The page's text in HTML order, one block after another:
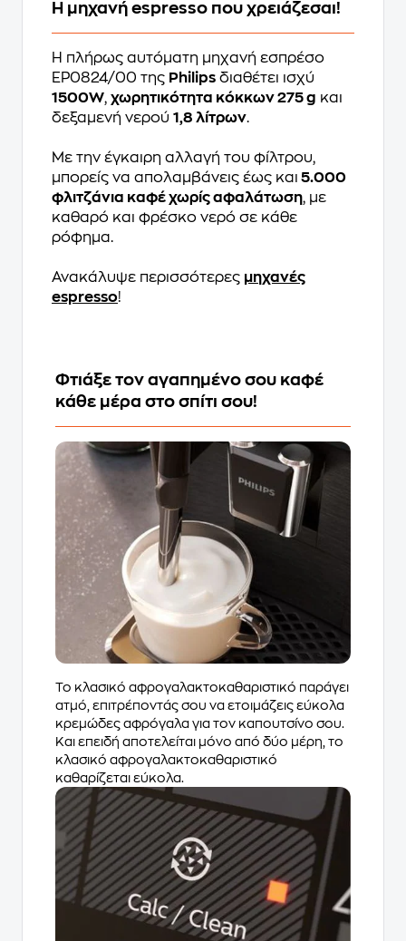
Η μηχανή espresso που χρειάζεσαι!
Η πλήρως αυτόματη μηχανή εσπρέσο
EP0824/00 της Philips διαθέτει ισχύ
1500W, χωρητικότητα κόκκων 275 g και
δεξαμενή νερού 1,8 λίτρων.
Με την έγκαιρη αλλαγή του φίλτρου,
μπορείς να απολαμβάνεις έως και 5.000
φλιτζάνια καφέ χωρίς αφαλάτωση, με
καθαρό και φρέσκο νερό σε κάθε
ρόφημα.
Ανακάλυψε περισσότερες μηχανές
espresso!
Φτιάξε τον αγαπημένο σου καφέ
κάθε μέρα στο σπίτι σου!
Το κλασικό αφρογαλακτοκαθαριστικό παράγει
ατμό, επιτρέποντάς σου να ετοιμάζεις εύκολα
κρεμώδες αφρόγαλα για τον καπουτσίνο σου.
Και επειδή αποτελείται μόνο από δύο μέρη, το
κλασικό αφρογαλακτοκαθαριστικό
καθαρίζεται εύκολα.